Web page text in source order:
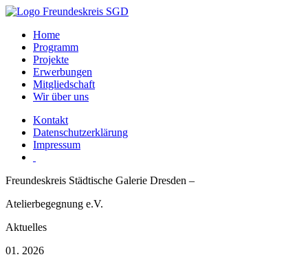
Home
Programm
Projekte
Erwerbungen
Mitgliedschaft
Wir über uns
Kontakt
Datenschutzerklärung
Impressum
Freundeskreis Städtische Galerie Dresden –
Atelierbegegnung e.V.
Aktuelles
01. 2026